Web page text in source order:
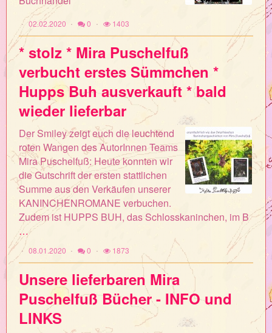
02.02.2020 0 1403
* stolz * Mira Puschelfuß
verbucht erstes Sümmchen *
Hupps Buh ausverkauft * bald
wieder lieferbar
Der Smiley zeigt euch die leuchtend
roten Wangen des AutorInnen Teams
Mira Puschelfuß: Heute konnten wir
die Gutschrift der ersten stattlichen
Summe aus den Verkäufen unserer
KANINCHENROMANE verbuchen.
Zudem ist HUPPS BUH, das Schlosskaninchen, im B
…
08.01.2020 0 1873
Unsere lieferbaren Mira
Puschelfuß Bücher - INFO und
LINKS